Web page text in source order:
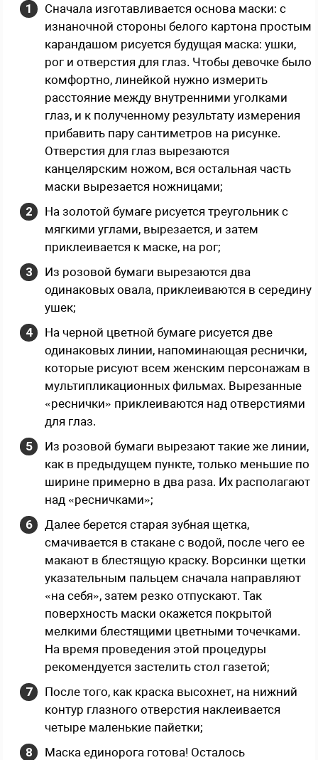
Сначала изготавливается основа маски: с
изнаночной стороны белого картона простым
карандашом рисуется будущая маска: ушки,
рог и отверстия для глаз. Чтобы девочке было
комфортно, линейкой нужно измерить
расстояние между внутренними уголками
глаз, и к полученному результату измерения
прибавить пару сантиметров на рисунке.
Отверстия для глаз вырезаются
канцелярским ножом, вся остальная часть
маски вырезается ножницами;
На золотой бумаге рисуется треугольник с
мягкими углами, вырезается, и затем
приклеивается к маске, на рог;
Из розовой бумаги вырезаются два
одинаковых овала, приклеиваются в середину
ушек;
На черной цветной бумаге рисуется две
одинаковых линии, напоминающая реснички,
которые рисуют всем женским персонажам в
мультипликационных фильмах. Вырезанные
«реснички» приклеиваются над отверстиями
для глаз.
Из розовой бумаги вырезают такие же линии,
как в предыдущем пункте, только меньшие по
ширине примерно в два раза. Их располагают
над «ресничками»;
Далее берется старая зубная щетка,
смачивается в стакане с водой, после чего ее
макают в блестящую краску. Ворсинки щетки
указательным пальцем сначала направляют
«на себя», затем резко отпускают. Так
поверхность маски окажется покрытой
мелкими блестящими цветными точечками.
На время проведения этой процедуры
рекомендуется застелить стол газетой;
После того, как краска высохнет, на нижний
контур глазного отверстия наклеивается
четыре маленькие пайетки;
Маска единорога готова! Осталось